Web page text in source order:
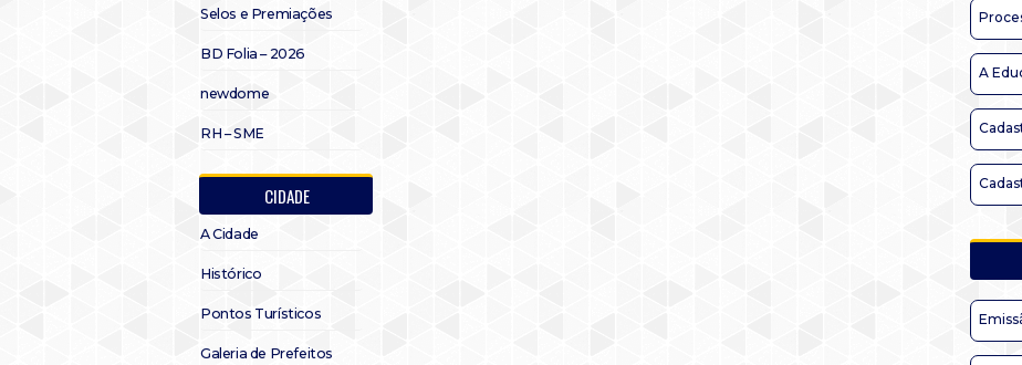
Selos e Premiações
BD Folia – 2026
newdome
RH – SME
CIDADE
A Cidade
Histórico
Pontos Turísticos
Galeria de Prefeitos
A